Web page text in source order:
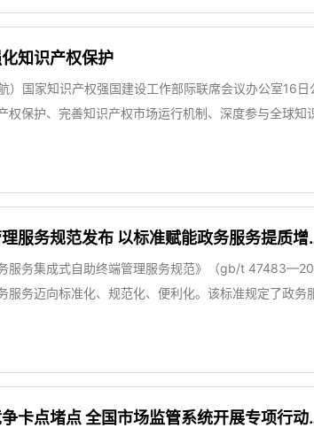
知识产权保护
）国家知识产权强国建设工作部际联席会议办公室16
权保护、完善知识产权市场运行机制、深度参与全球
服务规范发布 以标准赋能政务服务提质
服务集成式自助终端管理服务规范》（gb/t
服务迈向标准化、规范化、便利化。该标准规定了政
卡点堵点 全国市场监管系统开展专项行